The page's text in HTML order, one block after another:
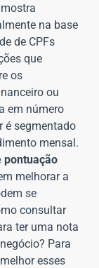
na base
de CPFs
que
os
ou
em número
é segmentado
mensal.
pontuação
melhorar a
se
consultar
ter uma nota
Para
esses